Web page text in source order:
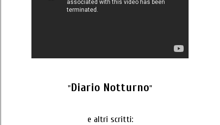
"Diario Notturno"
e altri scritti: